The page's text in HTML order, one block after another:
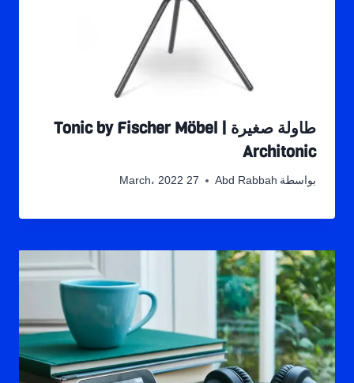
طاولة صغيرة Tonic by Fischer Möbel |
Architonic
بواسطة Abd Rabbah 27 March، 2022